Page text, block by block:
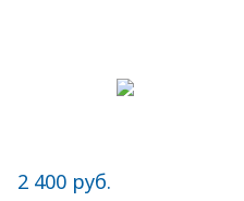
2 400 руб.